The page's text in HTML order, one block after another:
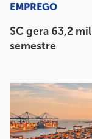
EMPREGO
SC gera 63,2
semestre